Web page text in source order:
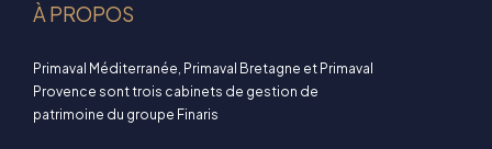
À PROPOS
Primaval Méditerranée, Primaval Bretagne et Primaval
Provence sont trois cabinets de gestion de
patrimoine du groupe Finaris